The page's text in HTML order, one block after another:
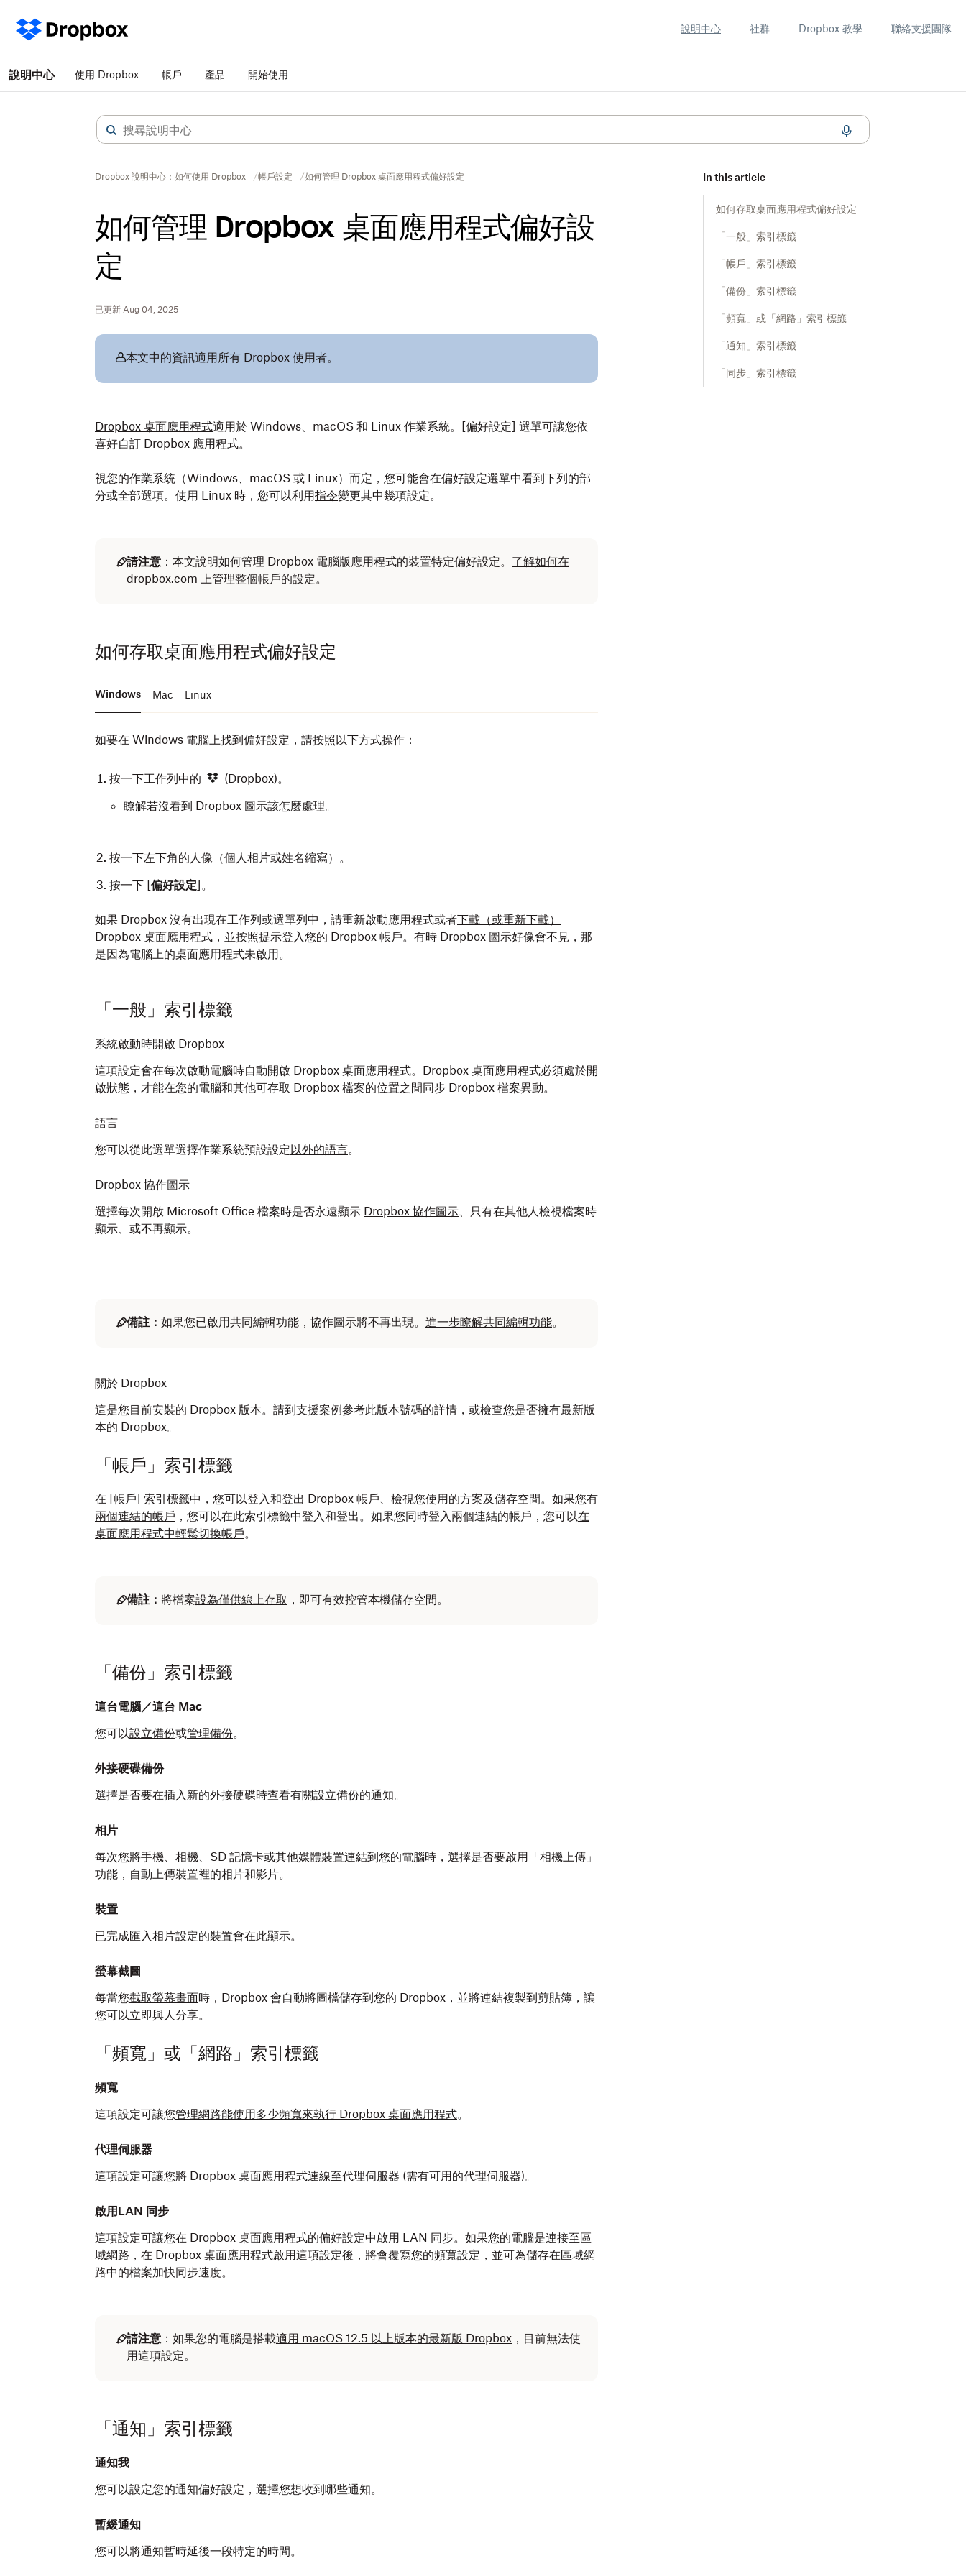
說明中心 社群 Dropbox 教學 聯絡支援團隊
說明中心 使用 Dropbox 帳戶 產品 開始使用
Dropbox 說明中心：如何使用 Dropbox 帳戶設定 如何管理 Dropbox 桌面應用程式偏好設定
如何管理 Dropbox 桌面應用程式偏好設
定
已更新 Aug 04, 2025
In this article
如何存取桌面應用程式偏好設定
「一般」索引標籤
「帳戶」索引標籤
「備份」索引標籤
「頻寬」或「網路」索引標籤
「通知」索引標籤
「同步」索引標籤
本文中的資訊適用所有 Dropbox 使用者。
Dropbox 桌面應用程式適用於 Windows、macOS 和 Linux 作業系統。[偏好設定] 選單可讓您依
喜好自訂 Dropbox 應用程式。
視您的作業系統（Windows、macOS 或 Linux）而定，您可能會在偏好設定選單中看到下列的部
分或全部選項。使用 Linux 時，您可以利用指令變更其中幾項設定。
請注意 ：本文說明如何管理 Dropbox 電腦版應用程式的裝置特定偏好設定。 了解如何在
dropbox.com 上管理整個帳戶的設定。
如何存取桌面應用程式偏好設定
Windows Mac Linux
如要在 Windows 電腦上找到偏好設定，請按照以下方式操作：
按一下工作列中的
(Dropbox)。
瞭解若沒看到 Dropbox 圖示該怎麼處理。
按一下左下角的人像（個人相片或姓名縮寫）。
按一下 [偏好設定]。
如要在 Mac 電腦上找到偏好設定，請按照以下方式操作：
在畫面右上角的選單列中，按一下
按一下左下角的人像（個人相片或姓名縮寫）。
按一下 [偏好設定]。
重要提醒：Linux 版 Dropbox 桌面應用程式即將更新。若要繼續在 Linux 上享受完整的
桌面體驗，您可能需要更新系統或下載其他程式庫
若您是 Linux 作業系統的使用者，請使用系統匣圖示選單或
瞭解如何管理 Linux 版 Dropbox 桌面應用程式的偏好設定
如果 Dropbox 沒有出現在工作列或選單列中，請重新啟動應用程式或者下載 （或重新下載）
Dropbox 桌面應用程式，並按照提示登入您的 Dropbox 帳戶。有時 Dropbox 圖示好像會不見，那
是因為電腦上的桌面應用程式未啟用。
「一般」索引標籤
系統啟動時開啟 Dropbox
這項設定會在每次啟動電腦時自動開啟 Dropbox 桌面應用程式。Dropbox 桌面應用程式必須處於開
啟狀態，才能在您的電腦和其他可存取 Dropbox 檔案的位置之間同步 Dropbox 檔案異動。
語言
您可以從此選單選擇作業系統預設設定以外的語言。
Dropbox 協作圖示
選擇每次開啟 Microsoft Office 檔案時是否永遠顯示 Dropbox 協作圖示、只有在其他人檢視檔案時
顯示、或不再顯示。
備註： 如果您已啟用共同編輯功能，協作圖示將不再出現。 進一步瞭解共同編輯功能。
關於 Dropbox
這是您目前安裝的 Dropbox 版本。請到支援案例參考此版本號碼的詳情，或檢查您是否擁有最新版
本的 Dropbox。
「帳戶」索引標籤
在 [帳戶] 索引標籤中，您可以登入和登出 Dropbox 帳戶、檢視您使用的方案及儲存空間。如果您有
兩個連結的帳戶 ，您可以在此索引標籤中登入和登出。如果您同時登入兩個連結的帳戶，您可以在
桌面應用程式中輕鬆切換帳戶。
備註： 將檔案設為僅供線上存取 ，即可有效控管本機儲存空間。
「備份」索引標籤
這台電腦／這台 Mac
您可以設立備份或管理備份。
外接硬碟備份
選擇是否要在插入新的外接硬碟時查看有關設立備份的通知。
相片
每次您將手機、相機、SD 記憶卡或其他媒體裝置連結到您的電腦時，選擇是否要啟用「相機上傳 」
功能，自動上傳裝置裡的相片和影片。
裝置
已完成匯入相片設定的裝置會在此顯示。
螢幕截圖
每當您截取螢幕畫面時，Dropbox 會自動將圖檔儲存到您的 Dropbox，並將連結複製到剪貼簿，讓
您可以立即與人分享。
「頻寬」或「網路」索引標籤
頻寬
這項設定可讓您管理網路能使用多少頻寬來執行 Dropbox 桌面應用程式。
代理伺服器
這項設定可讓您將 Dropbox 桌面應用程式連線至代理伺服器 (需有可用的代理伺服器)。
啟用LAN 同步
這項設定可讓您在 Dropbox 桌面應用程式的偏好設定中啟用 LAN 同步。如果您的電腦是連接至區
域網路，在 Dropbox 桌面應用程式啟用這項設定後，將會覆寫您的頻寬設定，並可為儲存在區域網
路中的檔案加快同步速度。
請注意 ：如果您的電腦是搭載適用 macOS 12.5 以上版本的最新版 Dropbox ，目前無法使
用這項設定。
「通知」索引標籤
通知我
您可以設定您的通知偏好設定，選擇您想收到哪些通知。
暫緩通知
您可以將通知暫時延後一段特定的時間。